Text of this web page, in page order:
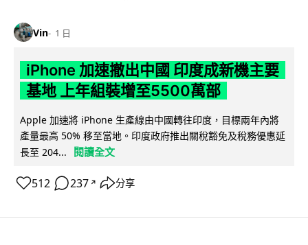
Vin 1 日
iPhone 加速撤出中國 印度成新機主要
基地 上年組裝增至5500萬部
Apple 加速將 iPhone 生產線由中國轉往印度，目標兩年內將
產量最高 50% 移至當地。印度政府推出關稅豁免及稅務優惠延
長至 204...
閱讀全文
512 237 ↗ 分享